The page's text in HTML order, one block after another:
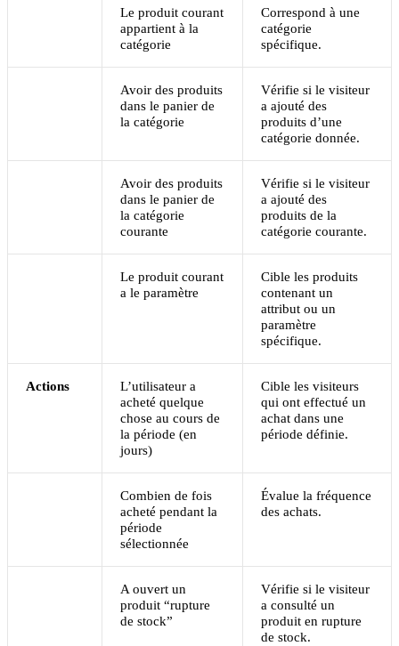
Le produit courant
appartient à la
catégorie
Correspond à une
catégorie
spécifique.
Avoir des produits
dans le panier de
la catégorie
Vérifie si le visiteur
a ajouté des
produits d’une
catégorie donnée.
Avoir des produits
dans le panier de
la catégorie
courante
Vérifie si le visiteur
a ajouté des
produits de la
catégorie courante.
Le produit courant
a le paramètre
Cible les produits
contenant un
attribut ou un
paramètre
spécifique.
Actions
L’utilisateur a
acheté quelque
chose au cours de
la période (en
jours)
Cible les visiteurs
qui ont effectué un
achat dans une
période définie.
Combien de fois
acheté pendant la
période
sélectionnée
Évalue la fréquence
des achats.
A ouvert un
produit “rupture
de stock”
Vérifie si le visiteur
a consulté un
produit en rupture
de stock.